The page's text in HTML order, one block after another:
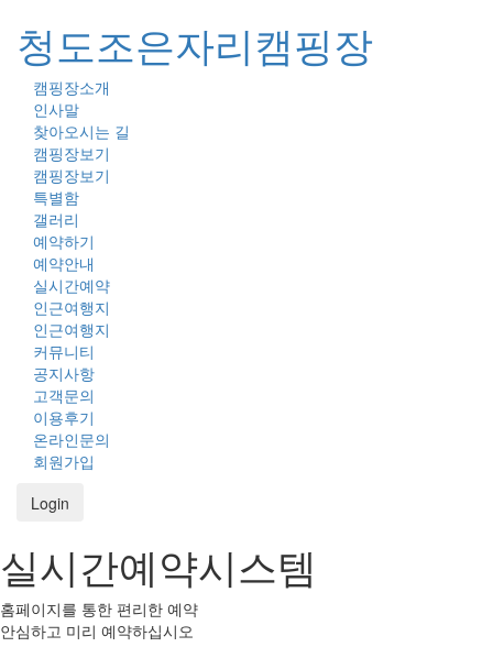
청도조은자리캠핑장
캠핑장소개
인사말
찾아오시는 길
캠핑장보기
캠핑장보기
특별함
갤러리
예약하기
예약안내
실시간예약
인근여행지
인근여행지
커뮤니티
공지사항
고객문의
이용후기
온라인문의
회원가입
Login
실시간예약시스템
홈페이지를 통한 편리한 예약
안심하고 미리 예약하십시오